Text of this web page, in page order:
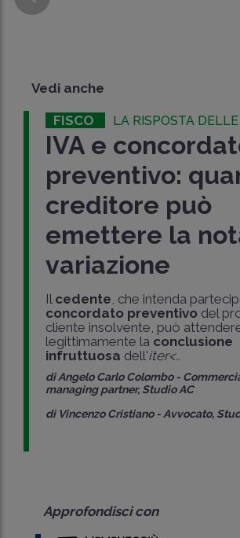
Vedi anche
FISCO LA RISPOSTA
IVA e
preventivo:
creditore può
emettere la
variazione
Il cedente, che intenda
concordato preventivo del
cliente insolvente, può
legittimamente la conclusione
infruttuosa dell'iter<..
diAngelo Carlo Colombo -
managing partner, Studio AC
di Vincenzo Cristiano - Avvocato,
Approfondisci con